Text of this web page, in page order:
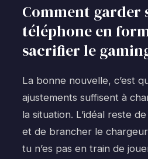
Comment garder
téléphone en
sacrifier le
La bonne nouvelle, c’est
ajustements suffisent à
la situation. L’idéal reste
et de brancher le
tu n’es pas en train de